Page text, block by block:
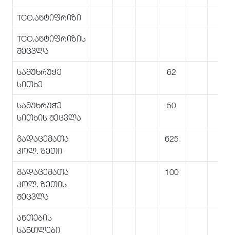
TCO.ანტიფრიზი
TCO.ანტიფრიზის
შეცვლა
სამუხრუჭე
სითხე
62
სამუხრუჭე
სითხის შეცვლა
50
გადაცემათა
კოლ. ზეთი
625
გადაცემათა
კოლ. ზეთის
შეცვლა
100
ანთების
სანთლები